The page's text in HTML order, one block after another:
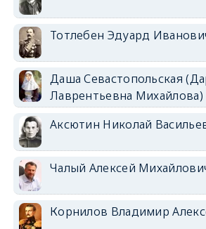
Тотлебен Эдуард
Даша Севастопольская
Лаврентьевна Михайлова)
Аксютин Николай
Чалый Алексей
Корнилов Владимир